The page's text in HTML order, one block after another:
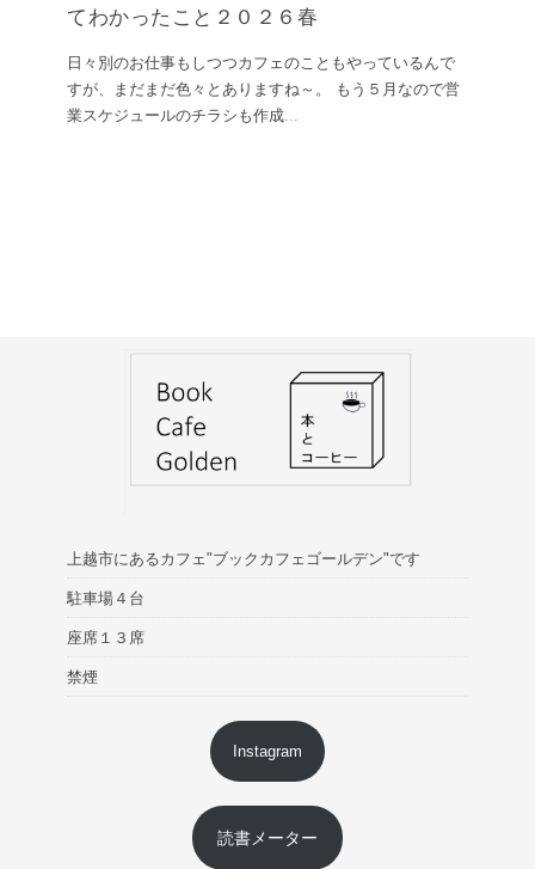
てわかったこと２０２６春
日々別のお仕事もしつつカフェのこともやっているんで
すが、まだまだ色々とありますね～。 もう５月なので営
業スケジュールのチラシも作成...
上越市にあるカフェ"ブックカフェゴールデン"です
駐車場４台
座席１３席
禁煙
Instagram
読書メーター